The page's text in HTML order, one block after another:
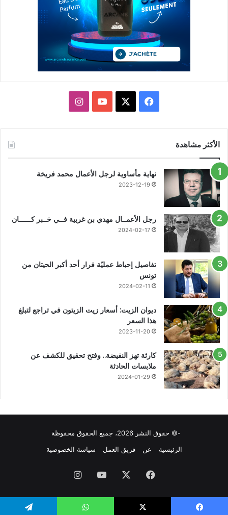
فيسبوك يوتيوبانستقرام
الأكثر مشاهدة
نهاية مأساوية لرجل الأعمال محمد فريخة
2023-12-19
رجل الأعمــال مهدي بن غربية فــي خــبر كــــــان
2024-02-17
تفاصيل إحباط عمليّة فرار أحد أكبر الحيتان من
تونس
2024-02-11
ديوان الزيت: أسعار زيت الزيتون في تراجع لتبلغ
هذا السعر
2023-11-20
كارثة تهز النفيضة.. وفتح تحقيق للكشف عن
ملابسات الحادثة
2024-01-29
-© حقوق النشر 2026، جميع الحقوق محفوظة
الرئيسية
عن فريق العمل سياسة الخصوصية
فيسبوك يوتيوبانستقرام